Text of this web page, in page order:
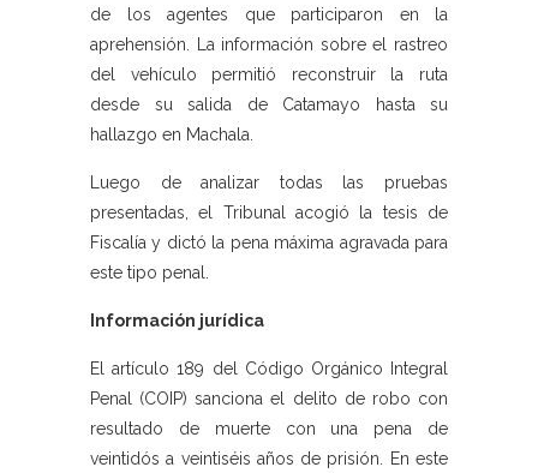
de los agentes que participaron en la
aprehensión. La información sobre el rastreo
del vehículo permitió reconstruir la ruta
desde su salida de Catamayo hasta su
hallazgo en Machala.
Luego de analizar todas las pruebas
presentadas, el Tribunal acogió la tesis de
Fiscalía y dictó la pena máxima agravada para
este tipo penal.
Información jurídica
El artículo 189 del Código Orgánico Integral
Penal (COIP) sanciona el delito de robo con
resultado de muerte con una pena de
veintidós a veintiséis años de prisión. En este